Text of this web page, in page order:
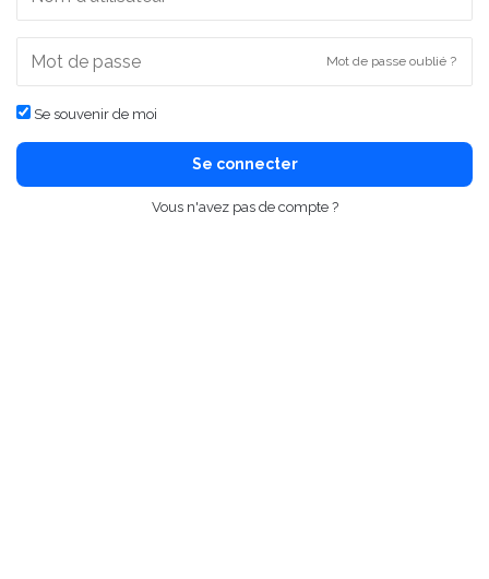
Mot de passe oublié ?
Se souvenir de moi
Se connecter
Vous n'avez pas de compte ?